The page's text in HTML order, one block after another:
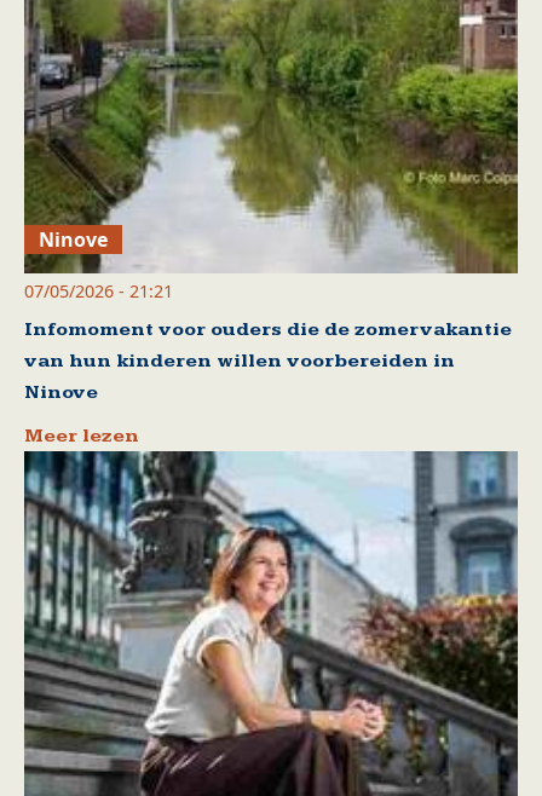
Ninove
07/05/2026 - 21:21
Infomoment voor ouders die de zomervakantie
van hun kinderen willen voorbereiden in
Ninove
Meer lezen